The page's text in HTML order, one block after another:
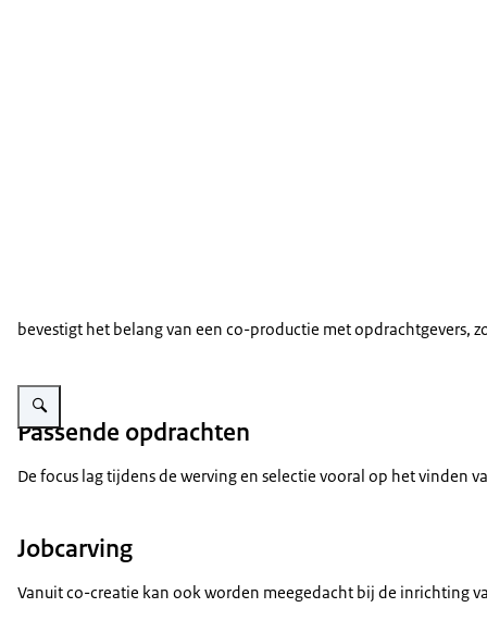
bevestigt het belang van een co-productie met
Vergroot afbeelding Twee vrouwen in overleg met elkaar
Passende opdrachten
De focus lag tijdens de werving en selectie vooral op het vinden
Jobcarving
Vanuit co-creatie kan ook worden meegedacht bij de inrichting